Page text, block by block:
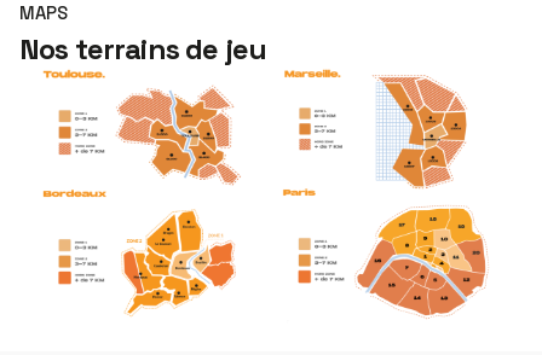
MAPS
Nos terrains de jeu